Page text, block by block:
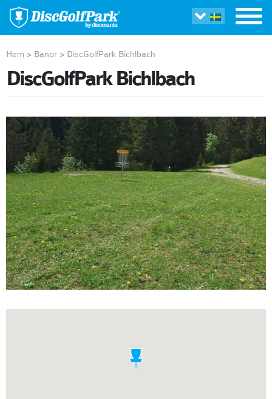
Hem > Banor > DiscGolfPark Bichlbach
DiscGolfPark Bichlbach